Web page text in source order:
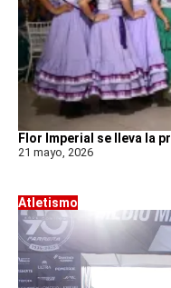
Flor Imperial se lleva la
21 mayo, 2026
Atletismo